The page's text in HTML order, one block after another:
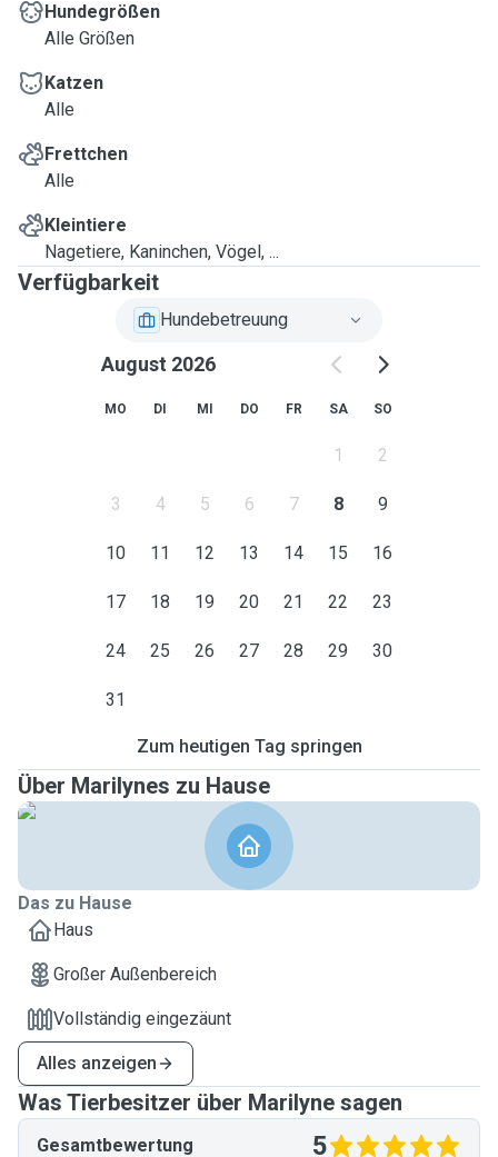
Hundegrößen
Alle Größen
Katzen
Alle
Frettchen
Alle
Kleintiere
Nagetiere, Kaninchen, Vögel, ...
Verfügbarkeit
Hundebetreuung
August 2026
MO DI MI DO FR SA SO
1 2
3 4 5 6 7 8 9
10 11 12 13 14 15 16
17 18 19 20 21 22 23
24 25 26 27 28 29 30
31
Zum heutigen Tag springen
Über Marilynes zu Hause
Das zu Hause
Haus
Großer Außenbereich
Vollständig eingezäunt
Alles anzeigen
Was Tierbesitzer über Marilyne sagen
Gesamtbewertung 5